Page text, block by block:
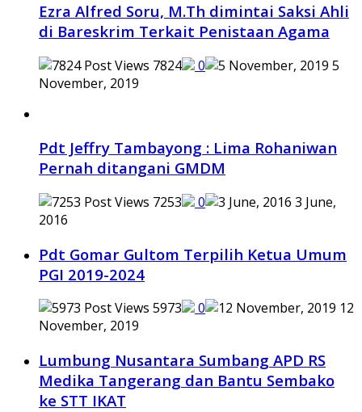
Ezra Alfred Soru, M.Th dimintai Saksi Ahli
di Bareskrim Terkait Penistaan Agama
7824 0
5
November, 2019
Pdt Jeffry Tambayong : Lima Rohaniwan
Pernah ditangani GMDM
7253 0
3 June,
2016
Pdt Gomar Gultom Terpilih Ketua Umum
PGI 2019-2024
5973 0
12
November, 2019
Lumbung Nusantara Sumbang APD RS
Medika Tangerang dan Bantu Sembako
ke STT IKAT